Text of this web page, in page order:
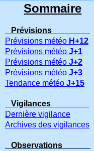
Sommaire
Prévisions
Prévisions météo H+12
Prévisions météo J+1
Prévisions météo J+2
Prévisions météo J+3
Tendance météo J+15
Vigilances
Dernière vigilance
Archives des vigilances
Observations